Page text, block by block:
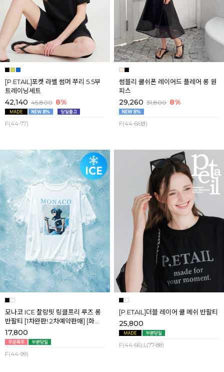
[P.ETAIL]포켓 라벨 썸머 쭈리 5.5부
트레이닝세트
42,140 45,800 8%
F(44-77)
썸블리 쿨쉬폰 레이어드 플레어 롱 원
피스
29,260 31,800 8%
F(44-66반)
모나코 ICE 찰랑핏 링클프리 루즈 롱
반팔티 [1차완판! 2차예약판매] [화이
트] 8월첫째주 순차배송
17,800
F(44-99)
[P.ETAIL]더블 레이어 쿨 메쉬 반팔티
25,800
F(44-66),L(77-88)